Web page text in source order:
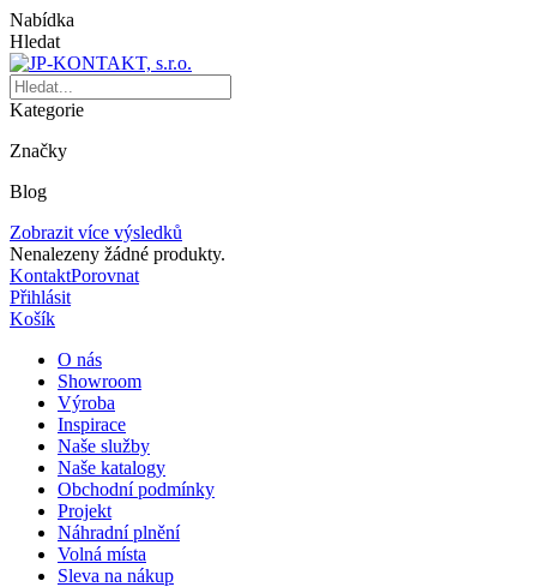
Nabídka
Hledat
Kategorie
Značky
Blog
Zobrazit více výsledků
Nenalezeny žádné produkty.
KontaktPorovnat
Přihlásit
Košík
O nás
Showroom
Výroba
Inspirace
Naše služby
Naše katalogy
Obchodní podmínky
Projekt
Náhradní plnění
Volná místa
Sleva na nákup